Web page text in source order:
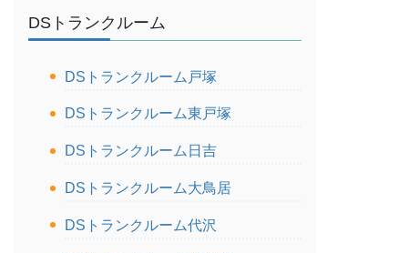
DSトランクルーム
DSトランクルーム戸塚
DSトランクルーム東戸塚
DSトランクルーム日吉
DSトランクルーム大鳥居
DSトランクルーム代沢